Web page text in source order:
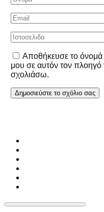
Αποθήκευσε το όνομά
μου σε αυτόν τον
σχολιάσω.